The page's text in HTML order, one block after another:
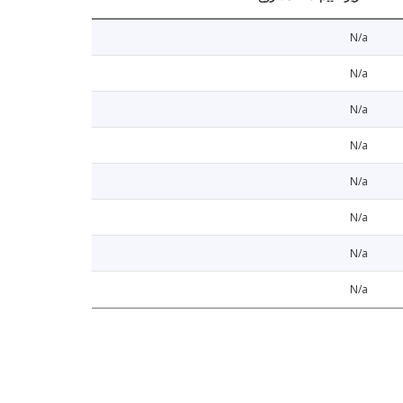
N/a
N/a
N/a
N/a
N/a
N/a
N/a
N/a